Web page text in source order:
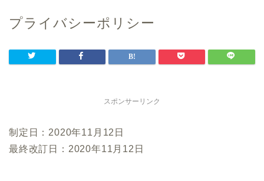
プライバシーポリシー
スポンサーリンク
制定日：2020年11月12日
最終改訂日：2020年11月12日